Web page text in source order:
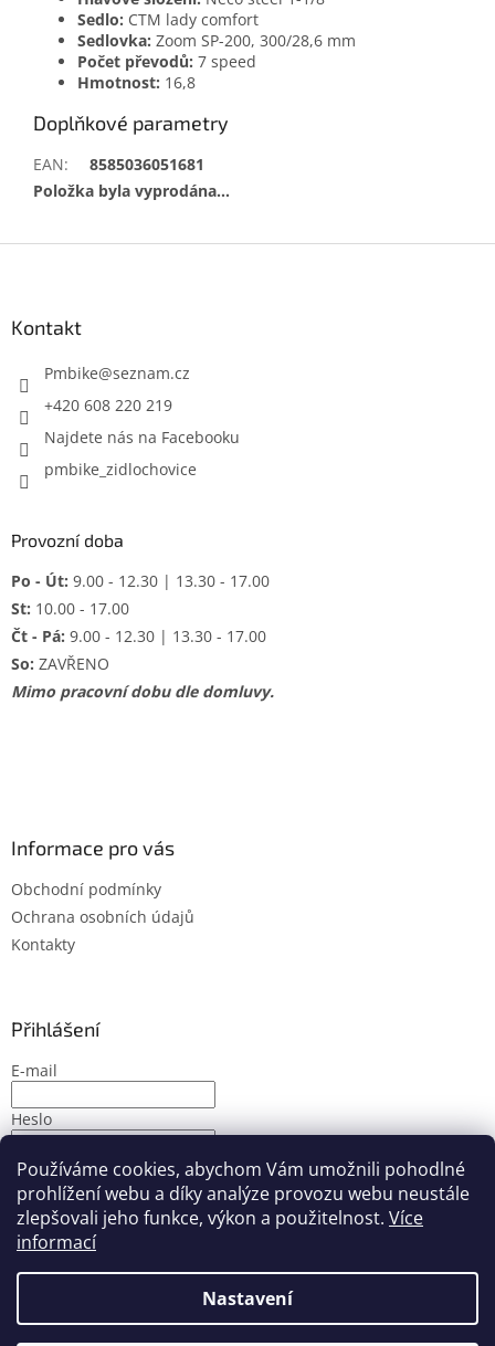
Používáme cookies, abychom Vám umožnili pohodlné
prohlížení webu a díky analýze provozu webu neustále
zlepšovali jeho funkce, výkon a použitelnost. Více
informací
Nastavení
Sedlo: CTM lady comfort
Sedlovka: Zoom SP-200, 300/28,6 mm
Počet převodů: 7 speed
Hmotnost: 16,8
Doplňkové parametry
EAN:
8585036051681
Položka byla vyprodána…
Kontakt
Pmbike@seznam.cz
+420 608 220 219
Najdete nás na Facebooku
pmbike_zidlochovice
Provozní doba
Po - Út: 9.00 - 12.30 | 13.30 - 17.00
St: 10.00 - 17.00
Čt - Pá: 9.00 - 12.30 | 13.30 - 17.00
So: ZAVŘENO
Mimo pracovní dobu dle domluvy.
Informace pro vás
Obchodní podmínky
Ochrana osobních údajů
Kontakty
Přihlášení
E-mail
Heslo
PŘIHLÁSIT SE
Nová registraceZapomenuté heslo
Vytvořil Shoptet